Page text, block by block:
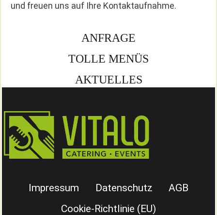
und freuen uns auf Ihre Kontaktaufnahme.
ANFRAGE
TOLLE MENÜS
AKTUELLES
Impressum Datenschutz
AGB
Cookie-Richtlinie (EU)